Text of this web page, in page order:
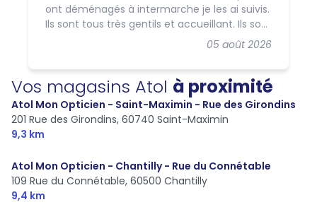
05 août 2026
ont déménagés à intermarche je les ai suivis.
Ils sont tous très gentils et accueillant. Ils sont
très présents pour vous conseiller pour le
été pour ses lunettes et même pour ses
lunettes de hand et mon deuxième fils aussi
🥰🥰🥰🥰🥰🥰
Vos magasins Atol à proximité
Atol Mon Opticien - Saint-Maximin - Rue des Girondins
201 Rue des Girondins, 60740 Saint-Maximin
9,3 km
Atol Mon Opticien - Chantilly - Rue du Connétable
109 Rue du Connétable, 60500 Chantilly
9,4 km